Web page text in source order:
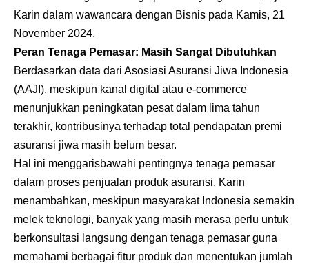
Karin dalam wawancara dengan Bisnis pada Kamis, 21
November 2024.
Peran Tenaga Pemasar: Masih Sangat Dibutuhkan
Berdasarkan data dari Asosiasi Asuransi Jiwa Indonesia
(AAJI), meskipun kanal digital atau e-commerce
menunjukkan peningkatan pesat dalam lima tahun
terakhir, kontribusinya terhadap total pendapatan premi
asuransi jiwa masih belum besar.
Hal ini menggarisbawahi pentingnya tenaga pemasar
dalam proses penjualan produk asuransi. Karin
menambahkan, meskipun masyarakat Indonesia semakin
melek teknologi, banyak yang masih merasa perlu untuk
berkonsultasi langsung dengan tenaga pemasar guna
memahami berbagai fitur produk dan menentukan jumlah